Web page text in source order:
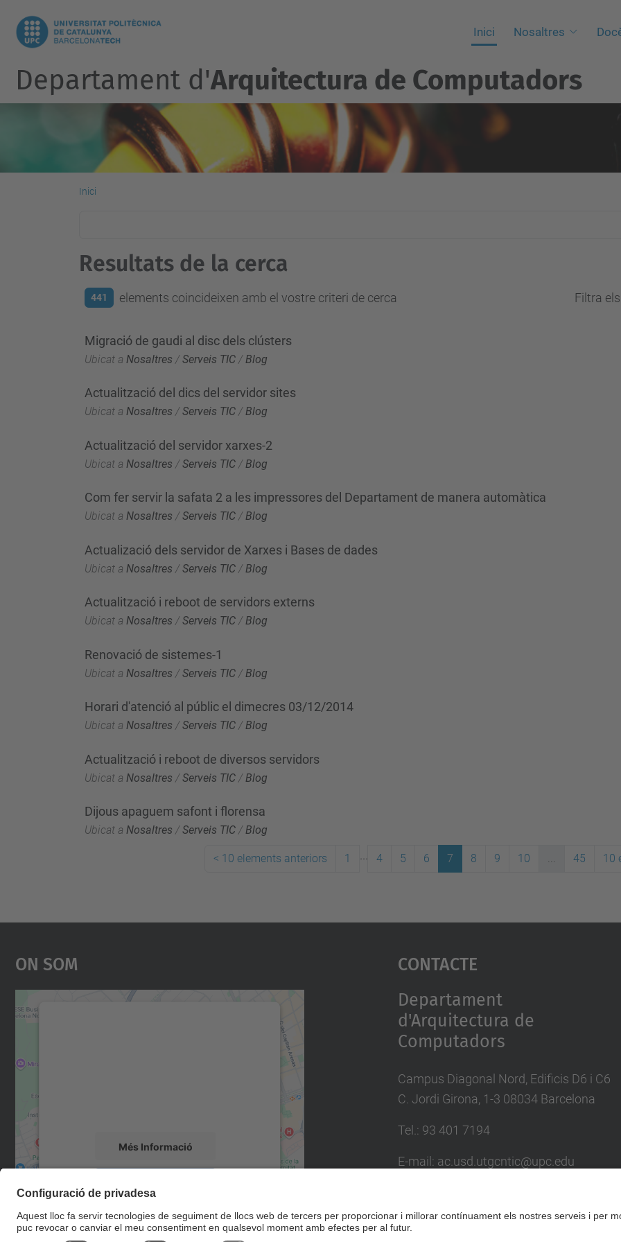
Inici Nosaltres
Departament d'Arquitectura de Computadors
Inici
Resultats de la cerca
441 elements coincideixen amb el vostre criteri de cerca Filtra
Migració de gaudi al disc dels clústers
Ubicat a Nosaltres /Serveis TIC / Blog
Actualització del dics del servidor sites
Ubicat a Nosaltres /Serveis TIC /Blog
Actualització del servidor xarxes-2
Ubicat a Nosaltres /Serveis TIC / Blog
Com fer servir la safata 2 a les impressores del Departament de manera automàtica
Ubicat a Nosaltres /Serveis TIC /Blog
Actualizació dels servidor de Xarxes i Bases de dades
Ubicat a Nosaltres /Serveis TIC / Blog
Actualització i reboot de servidors externs
Ubicat a Nosaltres /Serveis TIC /Blog
Renovació de sistemes-1
Ubicat a Nosaltres /Serveis TIC / Blog
Horari d'atenció al públic el dimecres 03/12/2014
Ubicat a Nosaltres /Serveis TIC /Blog
Actualització i reboot de diversos servidors
Ubicat a Nosaltres /Serveis TIC / Blog
Dijous apaguem safont i florensa
Ubicat a Nosaltres /Serveis TIC /Blog
< 10 elements anteriors 1 4 5 6 7 8 9 10 ... 45 10
On Som
Més Informació
Management Platform
Contacte
Departament
d'Arquitectura de
Computadors
Campus Diagonal Nord, Edificis D6 i C6
C. Jordi Girona, 1-3 08034 Barcelona
Tel.: 93 401 7194
E-mail: ac.usd.utgcntic@upc.edu
Formulari de contacte